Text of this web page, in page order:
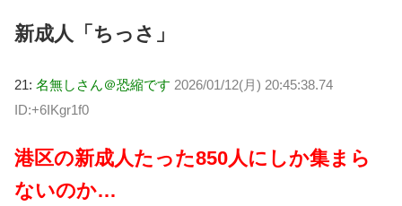
新成人「ちっさ」
21: 名無しさん＠恐縮です 2026/01/12(月) 20:45:38.74
ID:+6IKgr1f0
港区の新成人たった850人にしか集まら
ないのか…